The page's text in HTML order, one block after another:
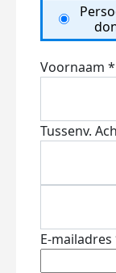
Voornaam *
Tussenv.
E-mailadres